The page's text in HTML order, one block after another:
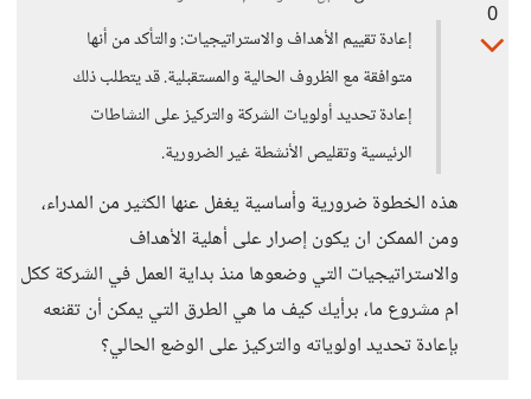
0
إعادة تقييم الأهداف والاستراتيجيات: والتأكد من أنها
متوافقة مع الظروف الحالية والمستقبلية. قد يتطلب ذلك
إعادة تحديد أولويات الشركة والتركيز على النشاطات
الرئيسية وتقليص الأنشطة غير الضرورية.
هذه الخطوة ضرورية وأساسية يغفل عنها الكثير من المدراء،
ومن الممكن ان يكون إصرار على أهلية الأهداف
والاستراتيجيات التي وضعوها منذ بداية العمل في الشركة ككل
ام مشروع ما، برأيك كيف ما هي الطرق التي يمكن أن تقنعه
بإعادة تحديد اولوياته والتركيز على الوضع الحالي؟